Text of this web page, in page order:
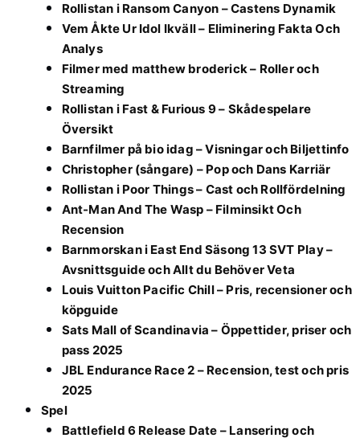
Rollistan i Ransom Canyon – Castens Dynamik
Vem Åkte Ur Idol Ikväll – Eliminering Fakta Och
Analys
Filmer med matthew broderick – Roller och
Streaming
Rollistan i Fast & Furious 9 – Skådespelare
Översikt
Barnfilmer på bio idag – Visningar och Biljettinfo
Christopher (sångare) – Pop och Dans Karriär
Rollistan i Poor Things – Cast och Rollfördelning
Ant-Man And The Wasp – Filminsikt Och
Recension
Barnmorskan i East End Säsong 13 SVT Play –
Avsnittsguide och Allt du Behöver Veta
Louis Vuitton Pacific Chill – Pris, recensioner och
köpguide
Sats Mall of Scandinavia – Öppettider, priser och
pass 2025
JBL Endurance Race 2 – Recension, test och pris
2025
Spel
Battlefield 6 Release Date – Lansering och